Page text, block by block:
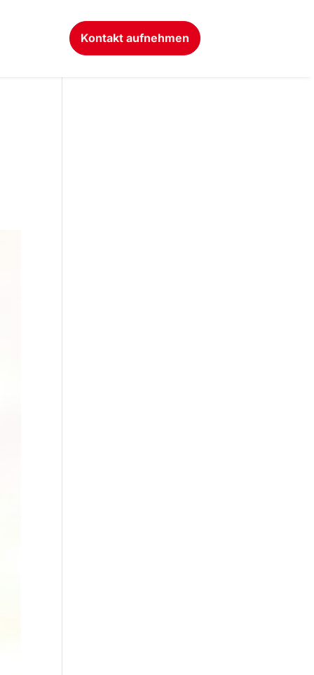
Kontakt aufnehmen